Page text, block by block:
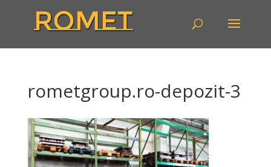
rometgroup.ro-depozit-3